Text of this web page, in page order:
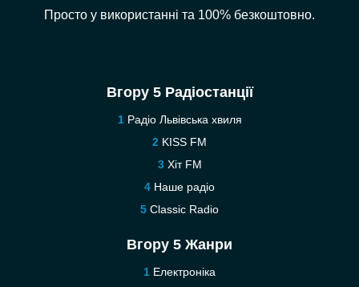
Просто у використанні та 100% безкоштовно.
Вгору 5 Радіостанції
Радіо Львівська хвиля
KISS FM
Хіт FM
Наше радіо
Classic Radio
Вгору 5 Жанри
Електроніка